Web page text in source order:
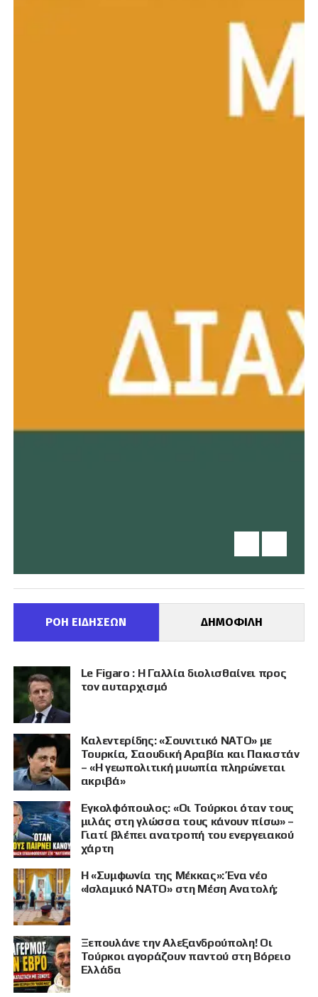
ΠΡΟΒΟΛΗ
ΡΟΗ ΕΙΔΗΣΕΩΝ ΔΗΜΟΦΙΛΗ
Le Figaro : Η Γαλλία διολισθαίνει προς
τον αυταρχισμό
Καλεντερίδης: «Σουνιτικό ΝΑΤΟ» με
Τουρκία, Σαουδική Αραβία και Πακιστάν
– «Η γεωπολιτική μυωπία πληρώνεται
ακριβά»
Εγκολφόπουλος: «Οι Τούρκοι όταν τους
μιλάς στη γλώσσα τους κάνουν πίσω» –
Γιατί βλέπει ανατροπή του ενεργειακού
χάρτη
Η «Συμφωνία της Μέκκας»: Ένα νέο
«Ισλαμικό ΝΑΤΟ» στη Μέση Ανατολή;
Ξεπουλάνε την Αλεξανδρούπολη! Οι
Τούρκοι αγοράζουν παντού στη Βόρειο
Ελλάδα